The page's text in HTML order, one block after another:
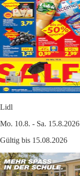
Lidl
Mo. 10.8. - Sa. 15.8.2026
Gültig bis 15.08.2026